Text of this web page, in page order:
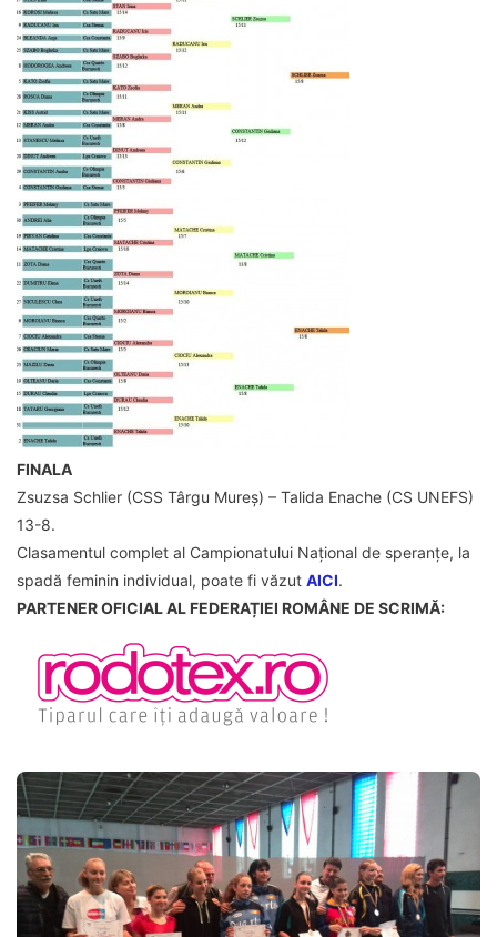
FINALA
Zsuzsa Schlier (CSS Târgu Mureș) – Talida Enache (CS UNEFS)
13-8.
Clasamentul complet al Campionatului Național de speranțe, la
spadă feminin individual, poate fi văzut AICI.
PARTENER OFICIAL AL FEDERAȚIEI ROMÂNE DE SCRIMĂ: